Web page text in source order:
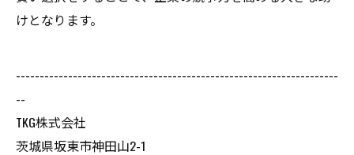
けとなります。
--------------------------------------------------------------------
--
TKG株式会社
茨城県坂東市神田山2-1